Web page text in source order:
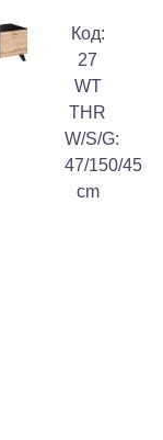
Код:
27
WT
THR
W/S/G:
47/150/45
cm